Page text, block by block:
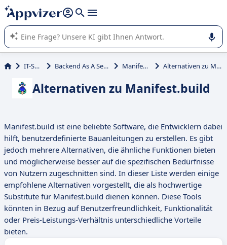
beantworten (mehrere Zeilen mit
Die KI von Appvizer führt Sie bei der Nutzung oder Auswahl
von SaaS-Software in Unternehmen.
IT-Service Backend As A Service (BaaS) Manifest.build Alternativen zu Manifest.build
Alternativen zu Manifest.build
Manifest.build ist eine beliebte Software, die Entwicklern dabei
hilft, benutzerdefinierte Bauanleitungen zu erstellen. Es gibt
jedoch mehrere Alternativen, die ähnliche Funktionen bieten
und möglicherweise besser auf die spezifischen Bedürfnisse
von Nutzern zugeschnitten sind. In dieser Liste werden einige
empfohlene Alternativen vorgestellt, die als hochwertige
Substitute für Manifest.build dienen können. Diese Tools
könnten in Bezug auf Benutzerfreundlichkeit, Funktionalität
oder Preis-Leistungs-Verhältnis unterschiedliche Vorteile
bieten.